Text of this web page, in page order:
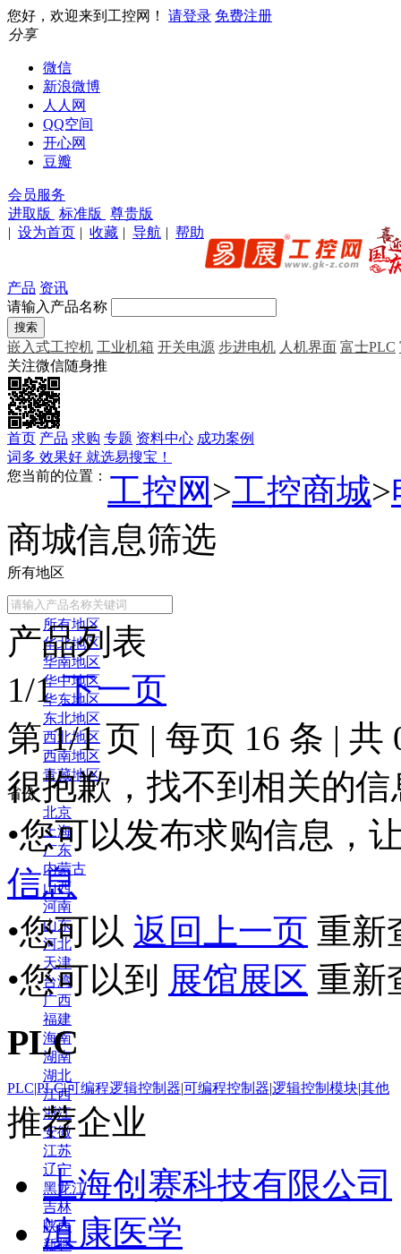
您好，欢迎来到工控网！ 请登录 免费注册
分享
微信
新浪微博
人人网
QQ空间
开心网
豆瓣
会员服务
进取版
标准版
尊贵版
| 设为首页 | 收藏 | 导航 | 帮助
产品 资讯
请输入产品名称
嵌入式工控机 工业机箱 开关电源 步进电机 人机界面 富士PLC
关注微信随身推
首页 产品 求购 专题 资料中心 成功案例
词多 效果好 就选易搜宝！
您当前的位置： 工控网 >工控商城>
商城信息筛选
所有地区
常用地区
所有地区
华北地区
华南地区
华中地区
华东地区
东北地区
西北地区
西南地区
青藏地区
省份
北京
上海
广东
内蒙古
山西
河南
山东
河北
天津
台湾
广西
福建
海南
湖南
湖北
江西
浙江
安徽
江苏
辽宁
黑龙江
吉林
陕西
新疆
产品列表
1/1下一页
第1/1页 | 每页 16 条 | 共
很抱歉，找不到相关的信
•您可以发布求购信息，
信息
•您可以 返回上一页 重新
•您可以到 展馆展区 重新
PLC
PLC|PLC|可编程逻辑控制器|可编程控制器|逻辑控制模块|其他
推荐企业
上海创赛科技有限公司
滇康医学